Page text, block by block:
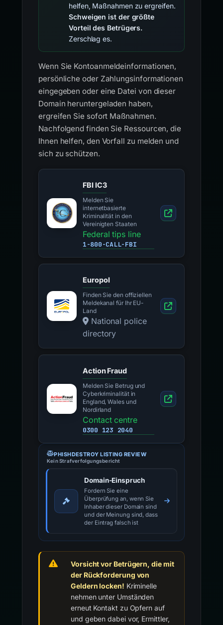
helfen, Maßnahmen zu ergreifen.
Schweigen ist der größte
Vorteil des Betrügers.
Zerschlag es.
Wenn Sie Kontoanmeldeinformationen,
persönliche oder Zahlungsinformationen
eingegeben oder eine Datei von dieser
Domain heruntergeladen haben,
ergreifen Sie sofort Maßnahmen.
Nachfolgend finden Sie Ressourcen, die
Ihnen helfen, den Vorfall zu melden und
sich zu schützen.
FBI IC3
Melden Sie
internetbasierte
Kriminalität in den
Vereinigten Staaten
Federal tips line
1-800-CALL-FBI
Europol
Finden Sie den offiziellen
Meldekanal für Ihr EU-
Land
National police
directory
Action Fraud
Melden Sie Betrug und
Cyberkriminalität in
England, Wales und
Nordirland
Contact centre
0300 123 2040
PHISHDESTROY LISTING REVIEW
Kein Strafverfolgungsbericht
Domain-Einspruch
Fordern Sie eine
Überprüfung an, wenn Sie
Inhaber dieser Domain sind
und der Meinung sind, dass
der Eintrag falsch ist
Vorsicht vor Betrügern, die mit
der Rückforderung von
Geldern locken! Kriminelle
nehmen unter Umständen
erneut Kontakt zu Opfern auf
und geben dabei vor, Ermittler,